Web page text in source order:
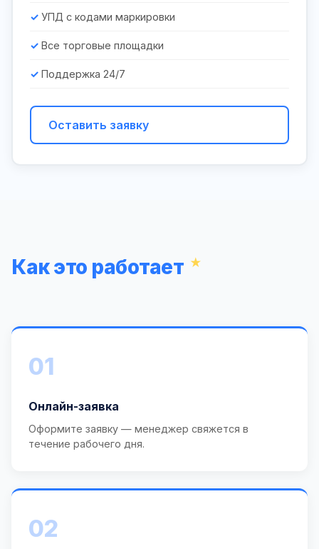
УПД с кодами маркировки
Все торговые площадки
Поддержка 24/7
Оставить заявку
Как это работает
01
Онлайн-заявка
Оформите заявку — менеджер свяжется в
течение рабочего дня.
02